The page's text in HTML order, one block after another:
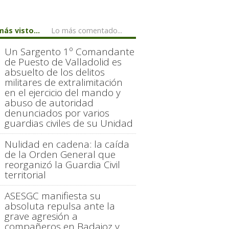
visto... Lo más comentado...
Un Sargento 1º Comandante
de Puesto de Valladolid es
absuelto de los delitos
militares de extralimitación
en el ejercicio del mando y
abuso de autoridad
denunciados por varios
guardias civiles de su Unidad
Nulidad en cadena: la caída
de la Orden General que
reorganizó la Guardia Civil
territorial
ASESGC manifiesta su
absoluta repulsa ante la
grave agresión a
compañeros en Badajoz y